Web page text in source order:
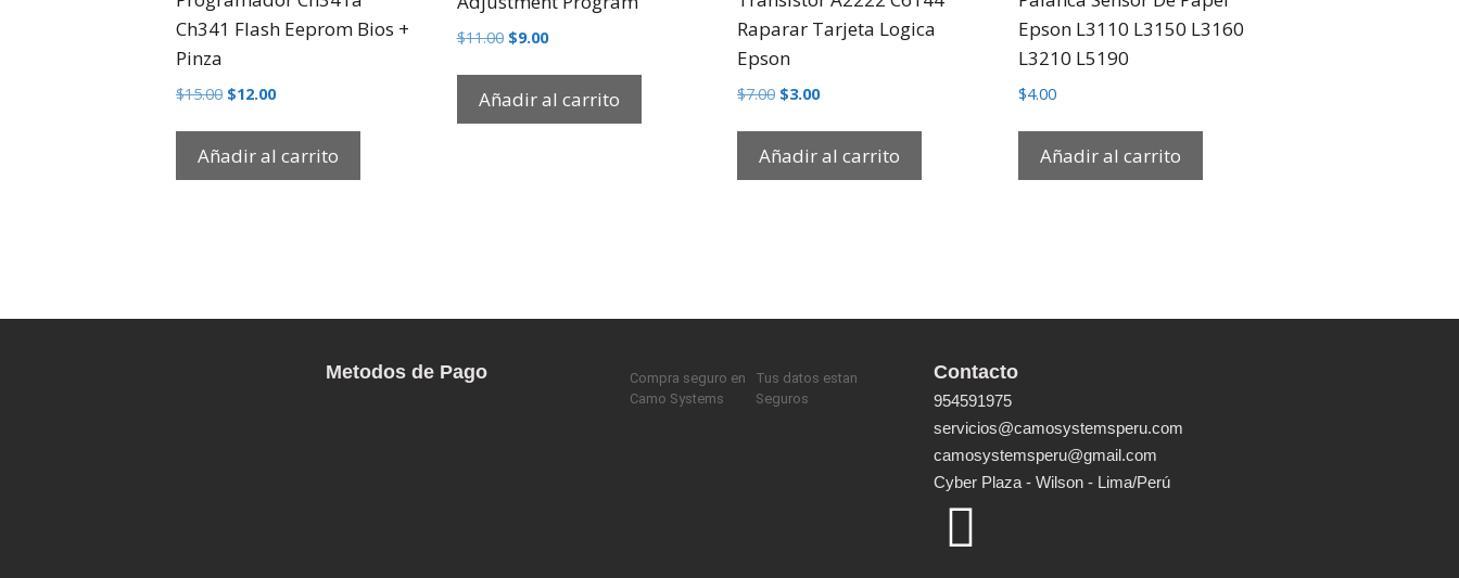
Ch341 Flash Eeprom Bios +
Pinza
$15.00 $12.00
Añadir al carrito
$11.00 $9.00
Añadir al carrito
Raparar Tarjeta Logica
Epson
$7.00 $3.00
Añadir al carrito
Epson L3110 L3150 L3160
L3210 L5190
$4.00
Añadir al carrito
Metodos de Pago
Compra seguro en
Camo Systems
Tus datos estan
Seguros
Contacto
954591975
servicios@camosystemsperu.com
camosystemsperu@gmail.com
Cyber Plaza - Wilson - Lima/Perú